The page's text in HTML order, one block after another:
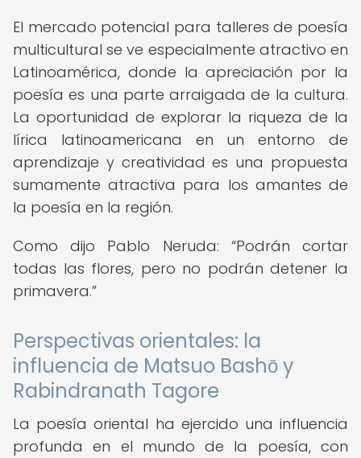
El mercado potencial para talleres de poesía
multicultural se ve especialmente atractivo en
Latinoamérica, donde la apreciación por la
poesía es una parte arraigada de la cultura.
La oportunidad de explorar la riqueza de la
lírica latinoamericana en un entorno de
aprendizaje y creatividad es una propuesta
sumamente atractiva para los amantes de
la poesía en la región.
Como dijo Pablo Neruda:
Podrán cortar
todas las flores, pero no podrán detener la
primavera.
Perspectivas orientales: la
influencia de Matsuo Bashō y
Rabindranath Tagore
La poesía oriental ha ejercido una influencia
profunda en el mundo de la poesía, con